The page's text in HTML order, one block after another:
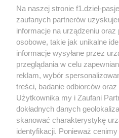
Honda uświadomiła
silnikiem dopiero w
Audi planuje wprowadzić
pakiety poprawek w
Polityka prywatności
Serwis internetowy, z
cookies. Są to pliki
końcowych osób
administrowania
Na naszej stronie f1.dziel-
zaufanych partnerów
informacje na urządzeniu
osobowe, takie jak unikalne
informacje wysyłane przez
przeglądania w celu
reklam, wybór
treści, badanie odbiorców oraz
Użytkownika my i Zaufani
dokładnych danych
skanować charakterystykę
identyfikacji. Ponieważ